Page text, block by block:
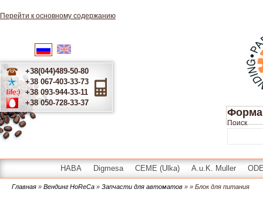
Перейти к основному содержанию
Русский
+38(044)489-50-80
+38 067-403-33-73
+38 093-944-33-11
+38 050-728-33-37
Форма
Поиск
HABA Digmesa CEME (Ulka) A.u.K. Muller
Главная » Вендинг HoReCa » Запчасти для автоматов » » Блок для питания